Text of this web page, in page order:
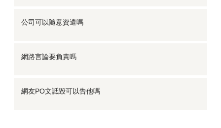
公司可以隨意資遣嗎
網路言論要負責嗎
網友PO文詆毀可以告他嗎